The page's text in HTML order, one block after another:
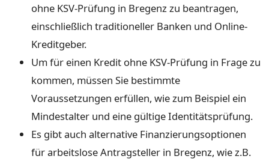
ohne KSV-Prüfung in Bregenz zu beantragen,
einschließlich traditioneller Banken und Online-
Kreditgeber.
Um für einen Kredit ohne KSV-Prüfung in Frage zu
kommen, müssen Sie bestimmte
Voraussetzungen erfüllen, wie zum Beispiel ein
Mindestalter und eine gültige Identitätsprüfung.
Es gibt auch alternative Finanzierungsoptionen
für arbeitslose Antragsteller in Bregenz, wie z.B.